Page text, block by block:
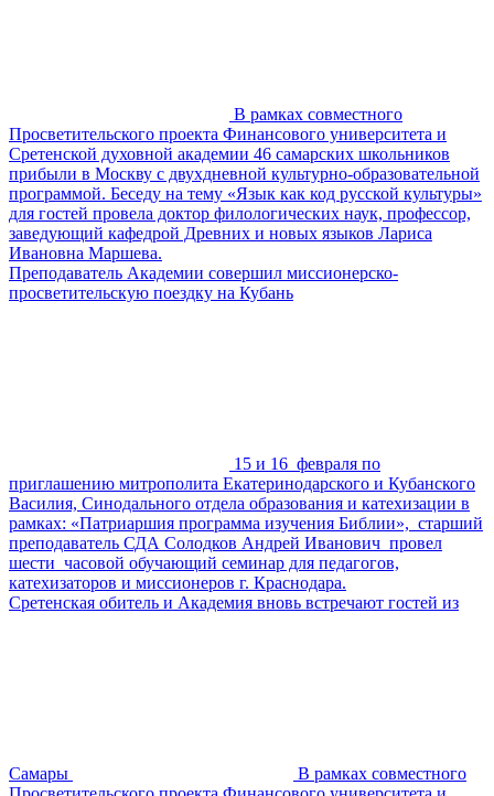
В рамках совместного
Просветительского проекта Финансового университета и
Сретенской духовной академии 46 самарских школьников
прибыли в Москву с двухдневной культурно-образовательной
программой. Беседу на тему «Язык как код русской культуры»
для гостей провела доктор филологических наук, профессор,
заведующий кафедрой Древних и новых языков Лариса
Ивановна Маршева.
Преподаватель Академии совершил миссионерско-
просветительскую поездку на Кубань
15 и 16 февраля по
приглашению митрополита Екатеринодарского и Кубанского
Василия, Синодального отдела образования и катехизации в
рамках: «Патриаршия программа изучения Библии», старший
преподаватель СДА Солодков Андрей Иванович провел
шести часовой обучающий семинар для педагогов,
катехизаторов и миссионеров г. Краснодара.
Сретенская обитель и Академия вновь встречают гостей из
Самары
В рамках совместного